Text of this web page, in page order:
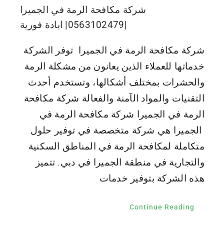
شركة مكافحة الرمة في الجميرا
|0563102479| ابادة فورية
شركة مكافحة الرمة في الجميرا توفر الشركة
خدماتها للعملاء الذين يعانون من مشكلة الرمة
والحشرات بمختلف أشكالها، وتستخدم أحدث
التقنيات والمواد الآمنة والفعالة شركة مكافحة
الرمة في الجميرا شركة مكافحة الرمة في
الجميرا هي شركة متخصصة في توفير حلول
متكاملة لمكافحة الرمة في المناطق السكنية
والتجارية في منطقة الجميرا في دبي. تتميز
هذه الشركة بتوفير خدمات
Continue Reading